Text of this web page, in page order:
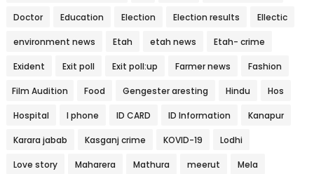
Doctor Education Election Election results Ellectic
environment news Etah etah news Etah- crime
Exident Exit poll Exit poll:up Farmer news Fashion
Film Audition Food Gengester aresting Hindu Hos
Hospital I phone ID CARD ID Information Kanapur
Karara jabab Kasganj crime KOVID-19 Lodhi
Love story Maharera Mathura meerut Mela